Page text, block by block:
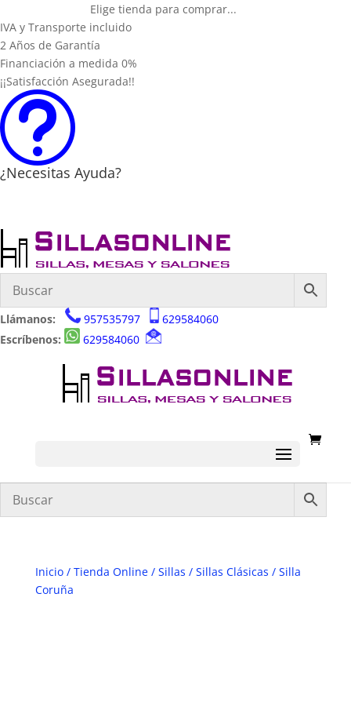
Elige tienda para comprar...
IVA y Transporte incluido
2 Años de Garantía
Financiación a medida 0%
¡¡Satisfacción Asegurada!!
t
¿Necesitas Ayuda?
Llámanos: 957535797
629584060
Escríbenos:
629584060
Inicio/ Tienda Online/ Sillas / Sillas Clásicas / Silla
Coruña